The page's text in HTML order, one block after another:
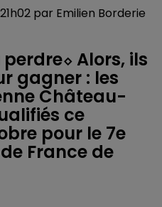
par Emilien Borderie
Alors, ils
gagner : les
Château-
ce
pour le 7e
France de